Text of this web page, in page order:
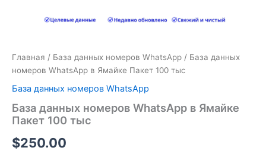
Главная / База данных номеров WhatsApp / База данных
номеров WhatsApp в Ямайке Пакет 100 тыс
База данных номеров WhatsApp
База данных номеров WhatsApp в Ямайке
Пакет 100 тыс
$250.00